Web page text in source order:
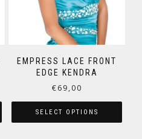
EMPRESS LACE FRONT
EDGE KENDRA
€69,00
SELECT OPTIONS